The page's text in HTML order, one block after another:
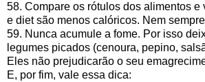
58. Compare os rótulos dos alimentos e
e diet são menos calóricos. Nem
59. Nunca acumule a fome. Por isso
legumes picados (cenoura, pepino,
Eles não prejudicarão o seu
E, por fim, vale essa dica: